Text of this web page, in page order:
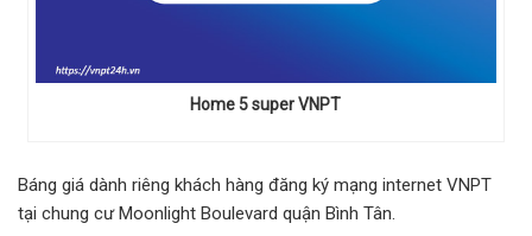
Home 5 super VNPT
Báng giá dành riêng khách hàng đăng ký mạng internet VNPT
tại chung cư Moonlight Boulevard quận Bình Tân.